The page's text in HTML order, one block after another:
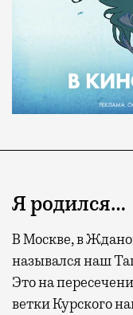
Я родился…
В Москве, в
назывался наш
Это на
ветки Курского